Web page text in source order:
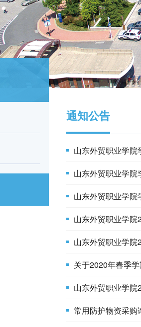
通知公告
山东外贸职业学
山东外贸职业学院
山东外贸职业学院
山东外贸职业学院
山东外贸职业学
关于2020年春季
山东外贸职业学
常用防护物资采购